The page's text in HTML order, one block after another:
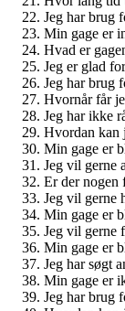
Jeg har brug
Min gage er
Hvad er
Jeg er glad
Jeg har brug
Hvornår får
Jeg har ikke
Hvordan kan
Min gage er
Jeg vil gerne
Er der nogen
Jeg vil gerne
Min gage er
Jeg vil gerne
Min gage er
Jeg har søgt
Min gage er
Jeg har brug